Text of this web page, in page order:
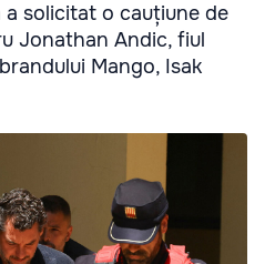
solicitat o cauțiune de
Jonathan Andic, fiul
Mango, Isak